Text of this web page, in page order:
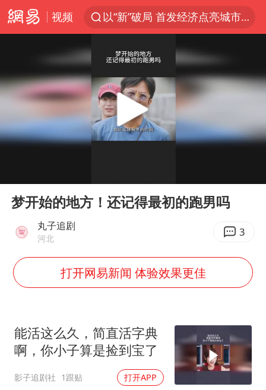
视频
以“新”破局 首发经济点亮城市消费活力
中方回应是否在太平洋海底开采稀土
看守所辅警收受10万获刑1年
宇树科技发行价格150.80元/股
CIA被曝已秘密设立古巴工作组
24小时不关空调 电费会更低吗
多地要求领导干部带头休假
吉林一“温度计大楼”读数爆表
Play
梦开始的地方！还记得最初的跑男吗
丸子追剧
河北 3
打开网易新闻 体验效果更佳
能活这么久，简直活字典
啊，你小子算是捡到宝了
影子追剧社 1跟贴 打开APP